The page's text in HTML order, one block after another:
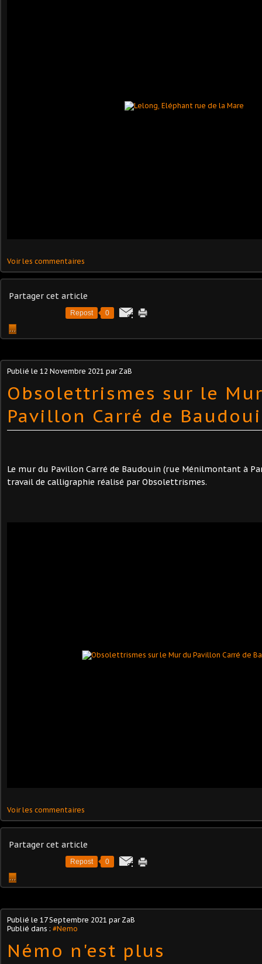
Voir les commentaires
Partager cet article
Repost 0
…
Publié le 12 Novembre 2021 par ZaB
Obsolettrismes sur le
Pavillon Carré de
Le mur du Pavillon Carré de Baudouin (rue Ménilmontant à
travail de calligraphie réalisé par Obsolettrismes.
Voir les commentaires
Partager cet article
Repost 0
…
Publié le 17 Septembre 2021 par ZaB
Publié dans : #Nemo
Némo n'est plus